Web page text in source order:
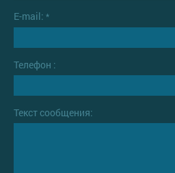
E-mail: *
Телефон :
Текст сообщения: